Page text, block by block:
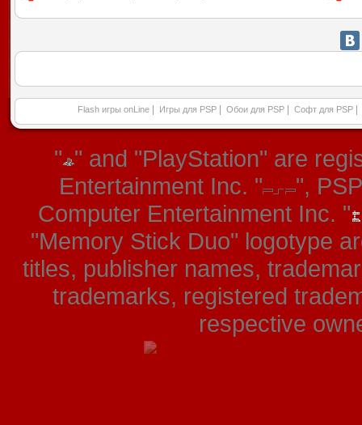
Flash игры onLine Игры для PSP Обои для PSP Софт для PSP
" " and "PlayStation" are
Entertainment Inc. "
",
Computer Entertainment Inc. "
"Memory Stick Duo" logotype
titles, publisher names,
trademarks, registered
respective